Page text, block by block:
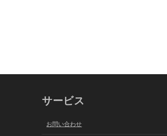
サービス
お問い合わせ